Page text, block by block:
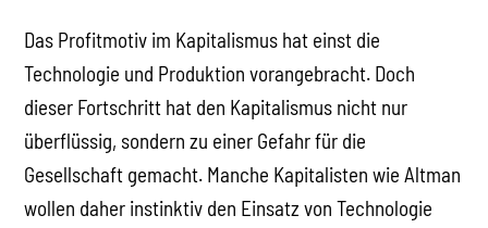
Das Profitmotiv im Kapitalismus hat einst die
Technologie und Produktion vorangebracht. Doch
dieser Fortschritt hat den Kapitalismus nicht nur
überflüssig, sondern zu einer Gefahr für die
Gesellschaft gemacht. Manche Kapitalisten wie Altman
wollen daher instinktiv den Einsatz von Technologie